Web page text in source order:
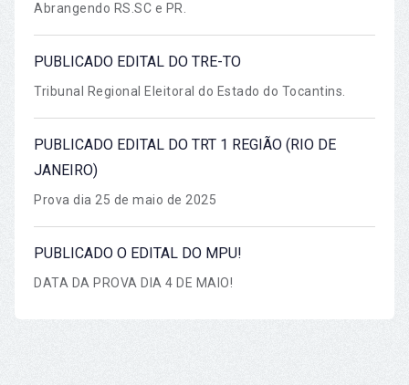
Abrangendo RS.SC e PR.
PUBLICADO EDITAL DO TRE-TO
Tribunal Regional Eleitoral do Estado do Tocantins.
PUBLICADO EDITAL DO TRT 1 REGIÃO (RIO DE
JANEIRO)
Prova dia 25 de maio de 2025
PUBLICADO O EDITAL DO MPU!
DATA DA PROVA DIA 4 DE MAIO!